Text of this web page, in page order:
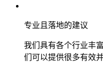
专业且落地的建议
我们具有各个行业丰
们可以提供很多有效